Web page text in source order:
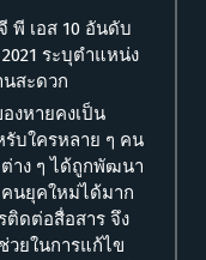
พี เอส 10 อันดับ
ระบุตำแหน่ง
สะดวก
งหายคงเป็น
บใครหลาย ๆ คน
าง ๆ ได้ถูกพัฒนา
นยุคใหม่ได้มาก
ติดต่อสื่อสาร จึง
วยในการแก้ไข